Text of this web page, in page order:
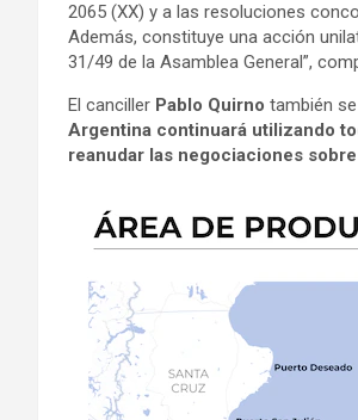
2065 (XX) y a las resoluciones
Además, constituye una acción
31/49 de la Asamblea General”,
El canciller Pablo Quirno también
Argentina continuará utilizando
reanudar las negociaciones